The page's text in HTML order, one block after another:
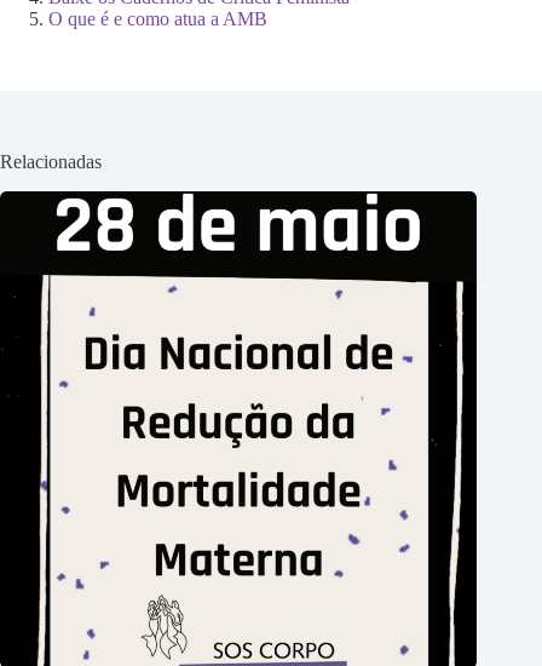
O que é e como atua a AMB
Relacionadas